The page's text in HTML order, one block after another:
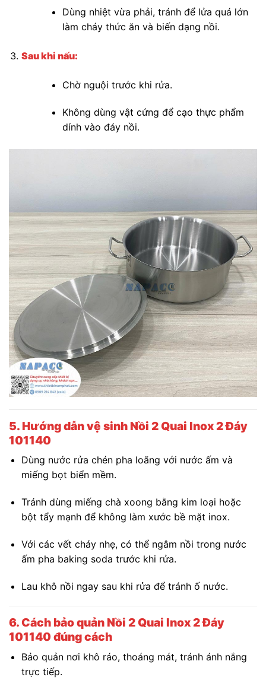
Dùng nhiệt vừa phải, tránh để lửa quá lớn
làm cháy thức ăn và biến dạng nồi.
Sau khi nấu:
Chờ nguội trước khi rửa.
Không dùng vật cứng để cạo thực phẩm
dính vào đáy nồi.
5. Hướng dẫn vệ sinh Nồi 2 Quai Inox 2 Đáy
101140
Dùng nước rửa chén pha loãng với nước ấm và
miếng bọt biển mềm.
Tránh dùng miếng chà xoong bằng kim loại hoặc
bột tẩy mạnh để không làm xước bề mặt inox.
Với các vết cháy nhẹ, có thể ngâm nồi trong nước
ấm pha baking soda trước khi rửa.
Lau khô nồi ngay sau khi rửa để tránh ố nước.
6. Cách bảo quản Nồi 2 Quai Inox 2 Đáy
101140 đúng cách
Bảo quản nơi khô ráo, thoáng mát, tránh ánh nắng
trực tiếp.